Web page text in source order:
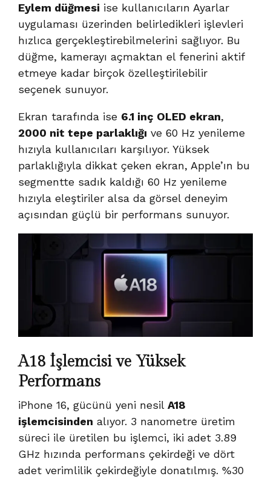
Eylem düğmesi ise kullanıcıların Ayarlar
uygulaması üzerinden belirledikleri işlevleri
hızlıca gerçekleştirebilmelerini sağlıyor. Bu
düğme, kamerayı açmaktan el fenerini aktif
etmeye kadar birçok özelleştirilebilir
seçenek sunuyor.
Ekran tarafında ise 6.1 inç OLED ekran,
2000 nit tepe parlaklığı ve 60 Hz yenileme
hızıyla kullanıcıları karşılıyor. Yüksek
parlaklığıyla dikkat çeken ekran, Apple’ın bu
segmentte sadık kaldığı 60 Hz yenileme
hızıyla eleştiriler alsa da görsel deneyim
açısından güçlü bir performans sunuyor.
A18 İşlemcisi ve Yüksek
Performans
iPhone 16, gücünü yeni nesil A18
işlemcisinden alıyor. 3 nanometre üretim
süreci ile üretilen bu işlemci, iki adet 3.89
GHz hızında performans çekirdeği ve dört
adet verimlilik çekirdeğiyle donatılmış. %30